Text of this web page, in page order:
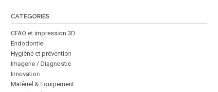
CATÉGORIES
CFAO et impression 3D
Endodontie
Hygiène et prévention
Imagerie / Diagnostic
Innovation
Matériel & Equipement